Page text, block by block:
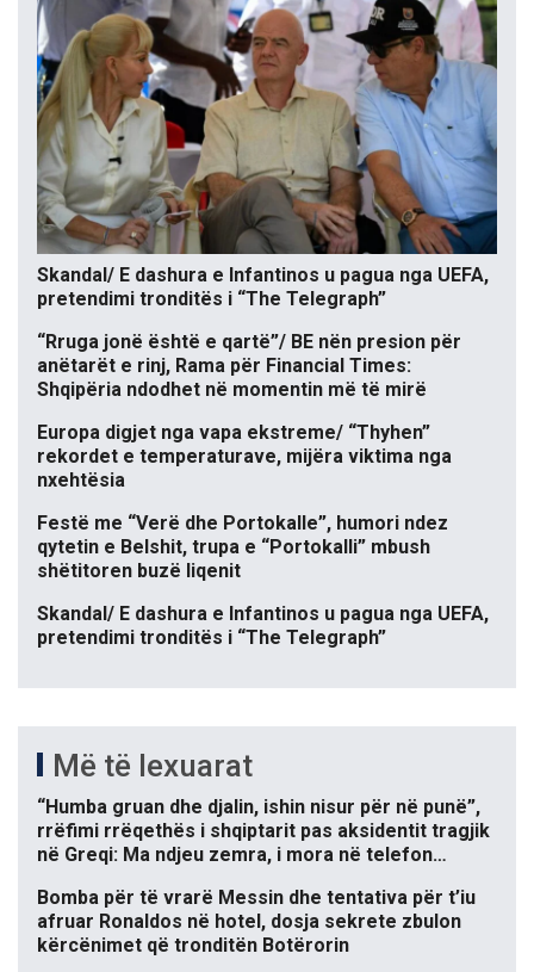
Skandal/ E dashura e Infantinos u pagua nga UEFA,
pretendimi tronditës i “The Telegraph”
“Rruga jonë është e qartë”/ BE nën presion për
anëtarët e rinj, Rama për Financial Times:
Shqipëria ndodhet në momentin më të mirë
Europa digjet nga vapa ekstreme/ “Thyhen”
rekordet e temperaturave, mijëra viktima nga
nxehtësia
Festë me “Verë dhe Portokalle”, humori ndez
qytetin e Belshit, trupa e “Portokalli” mbush
shëtitoren buzë liqenit
Skandal/ E dashura e Infantinos u pagua nga UEFA,
pretendimi tronditës i “The Telegraph”
Më të lexuarat
“Humba gruan dhe djalin, ishin nisur për në punë”,
rrëfimi rrëqethës i shqiptarit pas aksidentit tragjik
në Greqi: Ma ndjeu zemra, i mora në telefon…
Bomba për të vrarë Messin dhe tentativa për t’iu
afruar Ronaldos në hotel, dosja sekrete zbulon
kërcënimet që tronditën Botërorin